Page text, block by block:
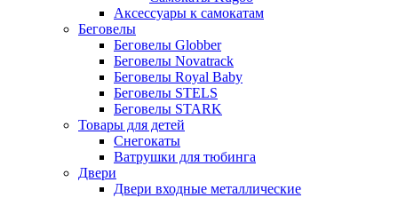
Аксессуары к самокатам
Беговелы
Беговелы Globber
Беговелы Novatrack
Беговелы Royal Baby
Беговелы STELS
Беговелы STARK
Товары для детей
Снегокаты
Ватрушки для тюбинга
Двери
Двери входные металлические